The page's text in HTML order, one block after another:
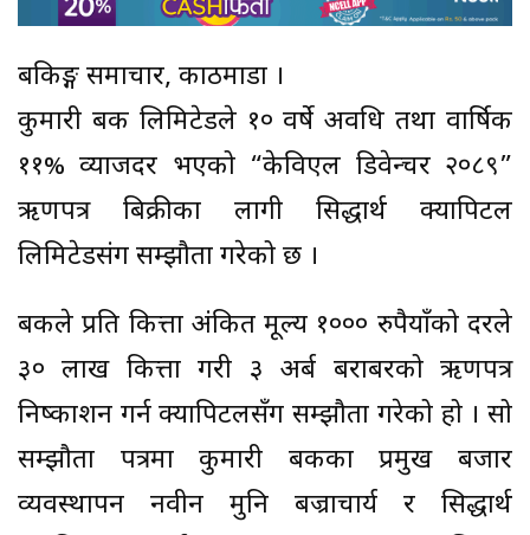
बैंकिङ्ग समाचार, काठमाडौं ।
कुमारी बैंक लिमिटेडले १० वर्षे अवधि तथा वार्षिक
११% व्याजदर भएको “केविएल डिवेन्चर २०८९”
ऋणपत्र बिक्रीका लागी सिद्धार्थ क्यापिटल
लिमिटेडसंग सम्झौता गरेको छ ।
बैंकले प्रति कित्ता अंकित मूल्य १००० रुपैयाँको दरले
३० लाख कित्ता गरी ३ अर्ब बराबरको ऋणपत्र
निष्काशन गर्न क्यापिटलसँग सम्झौता गरेको हो । सो
सम्झौता पत्रमा कुमारी बैंकका प्रमुख बजार
व्यवस्थापन नवीन मुनि बज्राचार्य र सिद्धार्थ